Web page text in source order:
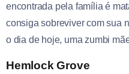
encontrada pela família é
consiga sobreviver com sua
o dia de hoje, uma zumbi
Hemlock Grove